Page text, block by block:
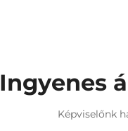
Ingyenes
Képviselőnk